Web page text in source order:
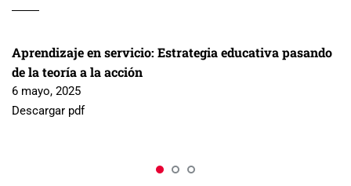
Aprendizaje en servicio: Estrategia educativa pasando
de la teoría a la acción
6 mayo, 2025
Descargar pdf